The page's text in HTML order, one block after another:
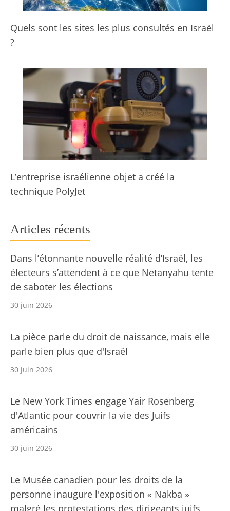
Quels sont les sites les plus consultés en Israël
?
L’entreprise israélienne objet a créé la
technique PolyJet
Articles récents
Dans l’étonnante nouvelle réalité d’Israël, les
électeurs s’attendent à ce que Netanyahu tente
de saboter les élections
30 juin 2026
La pièce parle du droit de naissance, mais elle
parle bien plus que d'Israël
30 juin 2026
Le New York Times engage Yair Rosenberg
d'Atlantic pour couvrir la vie des Juifs
américains
30 juin 2026
Le Musée canadien pour les droits de la
personne inaugure l'exposition « Nakba »